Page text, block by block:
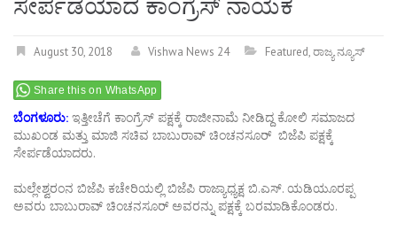
ಸೇರ್ಪಡೆಯಾದ ಕಾಂಗ್ರೆಸ್ ನಾಯಕ
August 30, 2018 Vishwa News 24 Featured,ರಾಜ್ಯ ನ್ಯೂಸ್
Share this on WhatsApp
ಬೆಂಗಳೂರು: ಇತ್ತೀಚೆಗೆ ಕಾಂಗ್ರೆಸ್​ ಪಕ್ಷಕ್ಕೆ ರಾಜೀನಾಮೆ ನೀಡಿದ್ದ ಕೋಲಿ ಸಮಾಜದ
ಮುಖಂಡ ಮತ್ತು ಮಾಜಿ ಸಚಿವ ಬಾಬುರಾವ್​ ಚಿಂಚನಸೂರ್​ ಬಿಜೆಪಿ ಪಕ್ಷಕ್ಕೆ
ಸೇರ್ಪಡೆಯಾದರು.
ಮಲ್ಲೇಶ್ವರಂನ ಬಿಜೆಪಿ ಕಚೇರಿಯಲ್ಲಿ ಬಿಜೆಪಿ ರಾಜ್ಯಾಧ್ಯಕ್ಷ ಬಿ.ಎಸ್​. ಯಡಿಯೂರಪ್ಪ
ಅವರು ಬಾಬುರಾವ್​ ಚಿಂಚನಸೂರ್​ ಅವರನ್ನು ಪಕ್ಷಕ್ಕೆ ಬರಮಾಡಿಕೊಂಡರು.